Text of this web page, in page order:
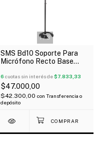
1/3
SMS Bd10 Soporte Para
Micrófono Recto Base
6 cuotas sin interés de$7.833,33
$47.000,00
$42.300,00 con Transferencia o
depósito